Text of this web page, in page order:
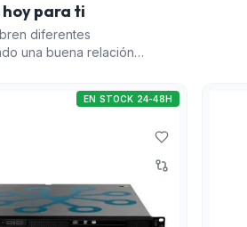
para ti
diferentes
una buena relación
seguro de
Optex permite
de detección
compacto
ideal para
un ecosistema
EN STOCK 24-48H